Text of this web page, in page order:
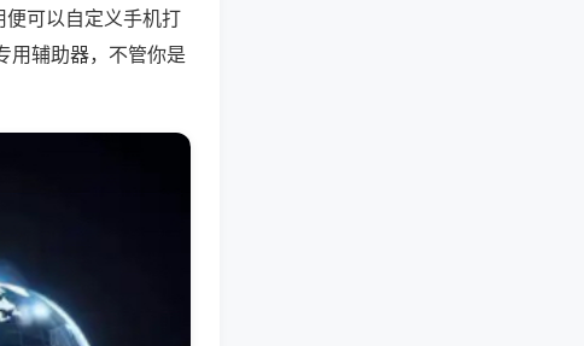
便可以自定义手机打
用辅助器，不管你是